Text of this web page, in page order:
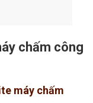
chấm công
máy chấm